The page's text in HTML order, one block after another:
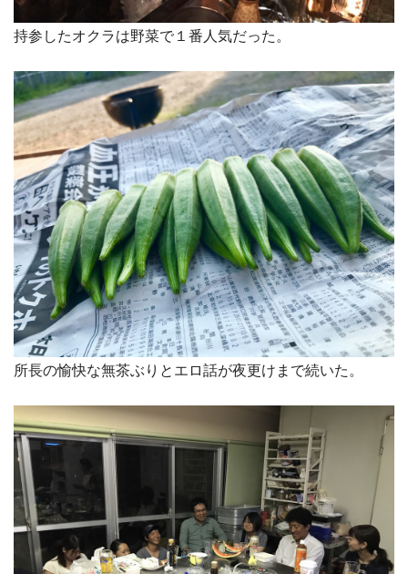
持参したオクラは野菜で１番人気だった。
所長の愉快な無茶ぶりとエロ話が夜更けまで続いた。